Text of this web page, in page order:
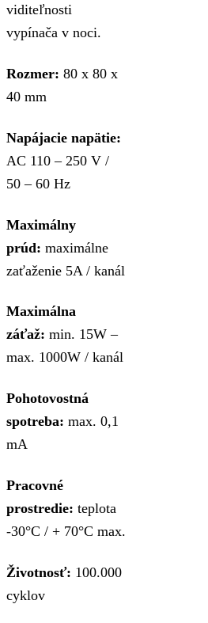
viditeľnosti
vypínača v noci.
Rozmer: 80 x 80 x
40 mm
Napájacie napätie:
AC 110 – 250 V /
50 – 60 Hz
Maximálny
prúd: maximálne
zaťaženie 5A / kanál
Maximálna
záťaž: min. 15W –
max. 1000W / kanál
Pohotovostná
spotreba: max. 0,1
mA
Pracovné
prostredie: teplota
-30°C / + 70°C max.
Životnosť: 100.000
cyklov